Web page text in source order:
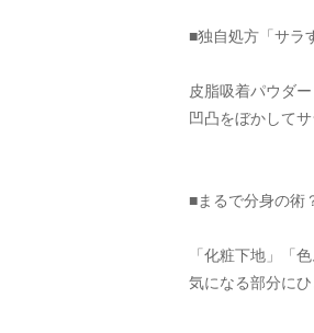
■独自処方「サラ
皮脂吸着パウダ
凹凸をぼかして
■まるで分身の術
「化粧下地」「
気になる部分に